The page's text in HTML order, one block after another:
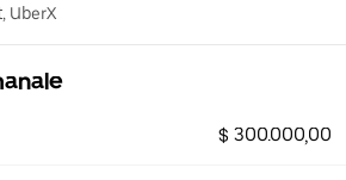
UberX
$ 300.000,00